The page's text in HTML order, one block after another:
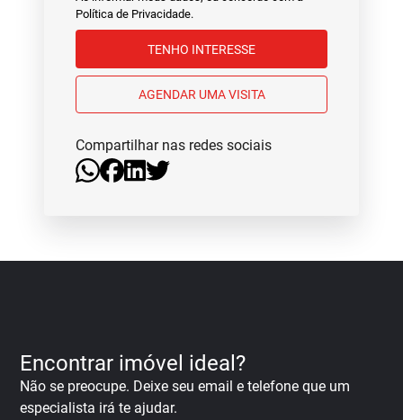
Política de Privacidade.
TENHO INTERESSE
AGENDAR UMA VISITA
Compartilhar nas redes sociais
Encontrar imóvel ideal?
Não se preocupe. Deixe seu email e telefone que um
especialista irá te ajudar.